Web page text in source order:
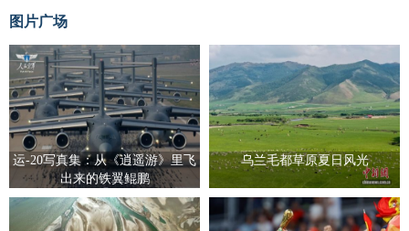
图片广场
运-20写真集：从《逍遥游》里飞
出来的铁翼鲲鹏
乌兰毛都草原夏日风光